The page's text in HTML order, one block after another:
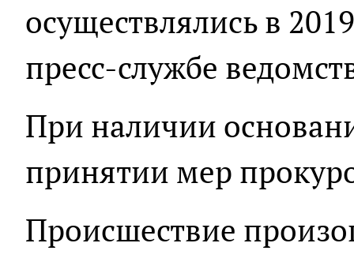
осуществлялись в
пресс-службе
При наличии
принятии мер
Происшествие